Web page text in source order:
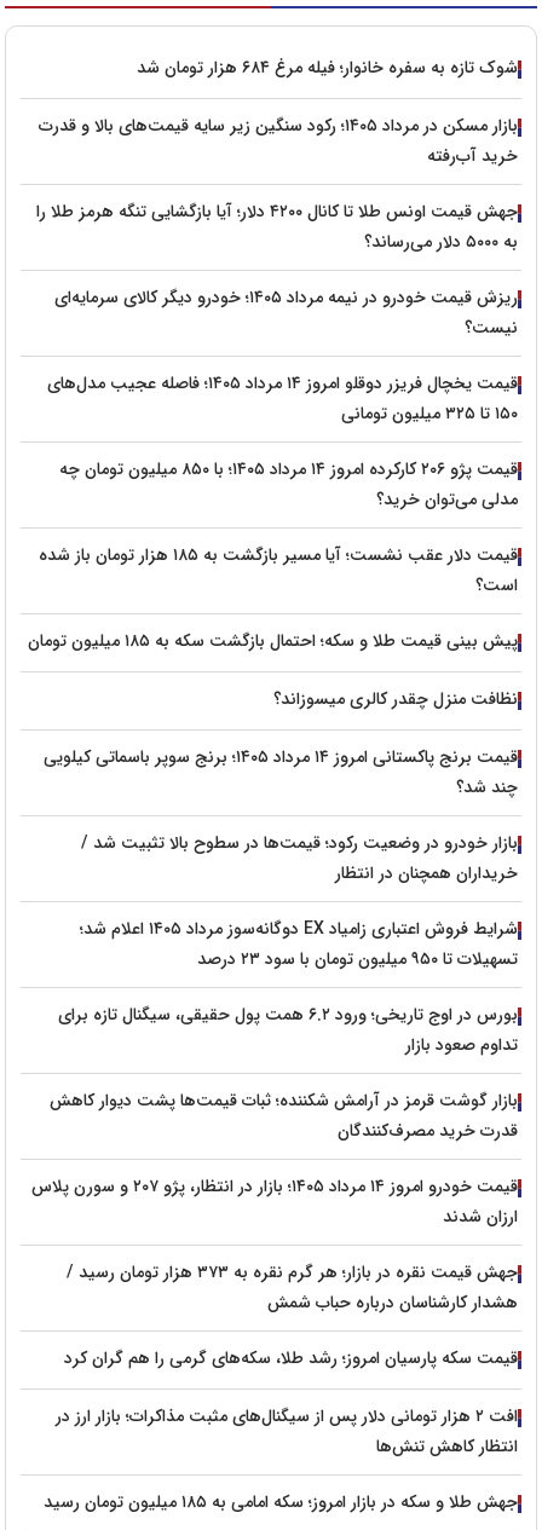
شوک تازه به سفره خانوار؛ فیله مرغ ۶۸۴ هزار تومان شد
بازار مسکن در مرداد ۱۴۰۵؛ رکود سنگین زیر سایه قیمت‌های بالا و قدرت
خرید آب‌رفته
جهش قیمت اونس طلا تا کانال ۴۲۰۰ دلار؛ آیا بازگشایی تنگه هرمز طلا را
به ۵۰۰۰ دلار می‌رساند؟
ریزش قیمت خودرو در نیمه مرداد ۱۴۰۵؛ خودرو دیگر کالای سرمایه‌ای
نیست؟
قیمت یخچال فریزر دوقلو امروز ۱۴ مرداد ۱۴۰۵؛ فاصله عجیب مدل‌های
۱۵۰ تا ۳۲۵ میلیون تومانی
قیمت پژو ۲۰۶ کارکرده امروز ۱۴ مرداد ۱۴۰۵؛ با ۸۵۰ میلیون تومان چه
مدلی می‌توان خرید؟
قیمت دلار عقب نشست؛ آیا مسیر بازگشت به ۱۸۵ هزار تومان باز شده
است؟
پیش‌ بینی قیمت طلا و سکه؛ احتمال بازگشت سکه به ۱۸۵ میلیون تومان
نظافت منزل چقدر کالری میسوزاند؟
قیمت برنج پاکستانی امروز ۱۴ مرداد ۱۴۰۵؛ برنج سوپر باسماتی کیلویی
چند شد؟
بازار خودرو در وضعیت رکود؛ قیمت‌ها در سطوح بالا تثبیت شد /
خریداران همچنان در انتظار
شرایط فروش اعتباری زامیاد EX دوگانه‌سوز مرداد ۱۴۰۵ اعلام شد؛
تسهیلات تا ۹۵۰ میلیون تومان با سود ۲۳ درصد
بورس در اوج تاریخی؛ ورود ۶.۲ همت پول حقیقی، سیگنال تازه برای
تداوم صعود بازار
بازار گوشت قرمز در آرامش شکننده؛ ثبات قیمت‌ها پشت دیوار کاهش
قدرت خرید مصرف‌کنندگان
قیمت خودرو امروز ۱۴ مرداد ۱۴۰۵؛ بازار در انتظار، پژو ۲۰۷ و سورن پلاس
ارزان شدند
جهش قیمت نقره در بازار؛ هر گرم نقره به ۳۷۳ هزار تومان رسید /
هشدار کارشناسان درباره حباب شمش
قیمت سکه پارسیان امروز؛ رشد طلا، سکه‌های گرمی را هم گران کرد
افت ۲ هزار تومانی دلار پس از سیگنال‌های مثبت مذاکرات؛ بازار ارز در
انتظار کاهش تنش‌ها
جهش طلا و سکه در بازار امروز؛ سکه امامی به ۱۸۵ میلیون تومان رسید